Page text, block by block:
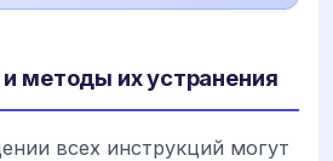
методы их устранения
всех инструкций могут